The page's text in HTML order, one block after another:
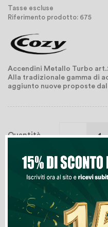
Tasse escluse
Riferimento prodotto: 675
Accendini Metallo Turbo
Alla tradizionale gamma di
aggiunto nuove proposte
Quantità
Lista Dei Desideri